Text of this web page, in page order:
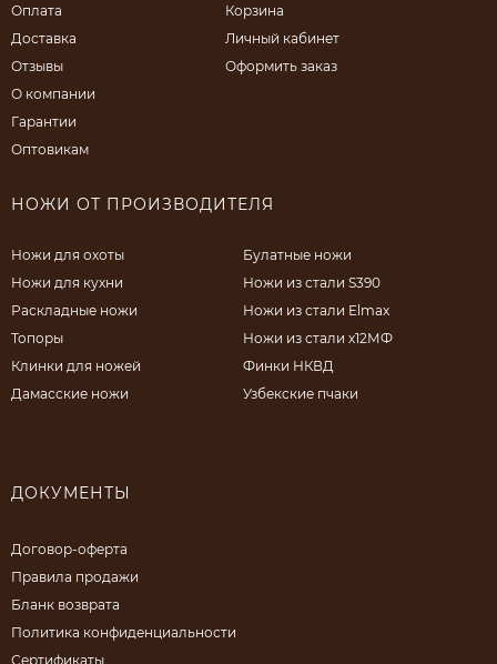
Оплата
Доставка
Отзывы
О компании
Гарантии
Оптовикам
Корзина
Личный кабинет
Оформить заказ
НОЖИ ОТ ПРОИЗВОДИТЕЛЯ
Ножи для охоты
Ножи для кухни
Раскладные ножи
Топоры
Клинки для ножей
Дамасские ножи
Булатные ножи
Ножи из стали S390
Ножи из стали Elmax
Ножи из стали х12МФ
Финки НКВД
Узбекские пчаки
ДОКУМЕНТЫ
Договор-оферта
Правила продажи
Бланк возврата
Политика конфиденциальности
Сертификаты